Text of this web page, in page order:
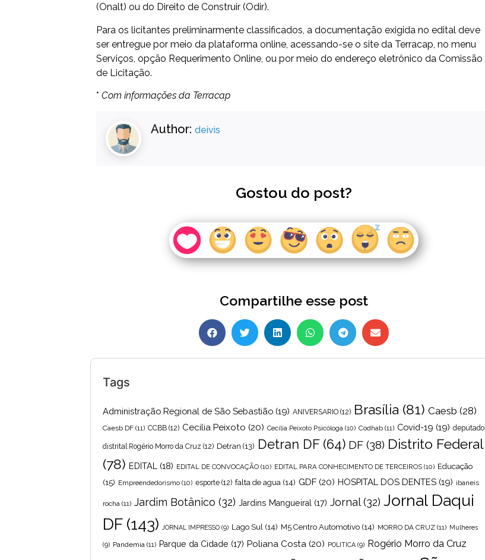
(Onalt) ou do Direito de Construir (Odir).
Para os licitantes preliminarmente classificados, a documentação exigida no edital deve
ser entregue por meio da plataforma online, acessando-se o site da Terracap , no menu
Serviços, opção Requerimento Online, ou por meio do endereço eletrônico da Comissão
de Licitação.​
* Com informações da Terracap
Author: deivis
Gostou do post?
Compartilhe esse post
Tags
Administração Regional de São Sebastião (19) ANIVERSARIO (12) Brasília (81) Caesb (28)
Caesb DF (11) CCBB (12) Cecilia Peixoto (20) Cecília Peixoto Psicóloga (10) Codhab (11) Covid-19 (19) deputado
distrital Rogério Morro da Cruz (12) Detran (13) Detran DF(64) DF (38) Distrito Federal
(78) EDITAL (18) EDITAL DE CONVOCAÇÃO (10) EDITAL PARA CONHECIMENTO DE TERCEIROS (10) Educação
(15) Empreendedorismo (10) esporte (12) falta de agua (14) GDF (20) HOSPITAL DOS DENTES (19) ibaneis
rocha (11) Jardim Botânico (32) Jardins Mangueiral (17) Jornal(32) Jornal Daqui
DF(143) JORNAL IMPRESSO (9) Lago Sul (14) M5 Centro Automotivo (14) MORRO DA CRUZ (11) Mulheres
(9) Pandemia (11) Parque da Cidade (17) Poliana Costa (20) POLITICA (9) Rogério Morro da Cruz